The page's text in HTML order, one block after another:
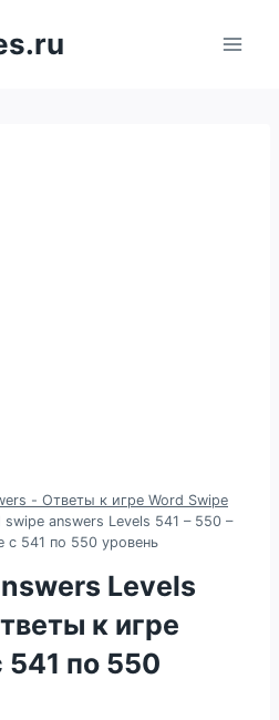
- Ответы к игре Word Swipe
swipe answers Levels 541 – 550 –
с 541 по 550 уровень
Levels
к игре
541 по 550